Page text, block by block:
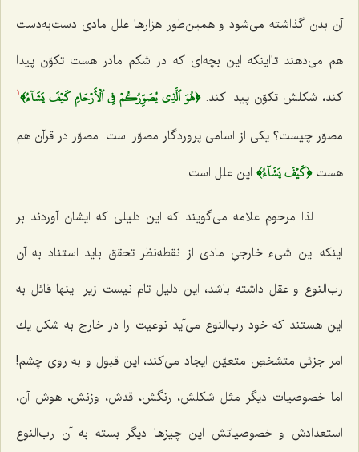
آن بدن گذاشته مى‌شود و همین‌طور هزارها علل مادى دست‌به‌دست
هم مى‌دهند تااینكه این بچه‌اى كه در شكم مادر هست تكوّن پیدا
كند، شكلش تكوّن پیدا كند.﴿هُوَ ٱلَّذِي يُصَوِّرُكُمۡ فِي ٱلۡأَرۡحَامِ كَيۡفَ يَشَآءُ﴾1
مصوّر چیست؟ یكى از اسامى پروردگار مصوّر است. مصوّر در قرآن هم
هست﴿كَيۡفَ يَشَآءُ﴾ این علل است.
لذا مرحوم علامه مى‌گویند که این دلیلى كه ایشان آوردند بر
اینكه این شیء خارجىِ مادى از نقطه‌نظر تحقق باید استناد به آن
رب‌النوع و عقل داشته باشد، این دلیل تام نیست زیرا اینها قائل به
این هستند كه خود رب‌النوع مى‌آید نوعیت را در خارج به شكل یك
امر جزئى متشخصِ متعیّن ایجاد مى‌كند، این قبول و به روى چشم!
اما خصوصیات دیگر مثل شكلش، رنگش، قدش، وزنش، هوش آن،
استعدادش و خصوصیاتش این چیزها دیگر بسته به آن رب‌النوع